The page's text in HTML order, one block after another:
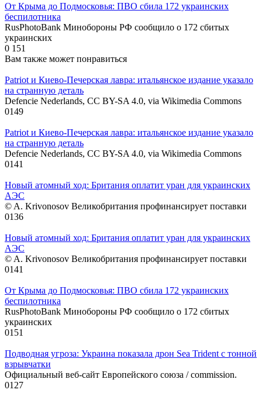
От Крыма до Подмосковья: ПВО сбила 172 украинских
беспилотника
RusPhotoBank Минобороны РФ сообщило о 172 сбитых
украинских
0 151
Вам также может понравиться
Patriot и Киево-Печерская лавра: итальянское издание указало
на странную деталь
Defencie Nederlands, CC BY-SA 4.0, via Wikimedia Commons
0149
Patriot и Киево-Печерская лавра: итальянское издание указало
на странную деталь
Defencie Nederlands, CC BY-SA 4.0, via Wikimedia Commons
0141
Новый атомный ход: Британия оплатит уран для украинских
АЭС
© A. Krivonosov Великобритания профинансирует поставки
0136
Новый атомный ход: Британия оплатит уран для украинских
АЭС
© A. Krivonosov Великобритания профинансирует поставки
0141
От Крыма до Подмосковья: ПВО сбила 172 украинских
беспилотника
RusPhotoBank Минобороны РФ сообщило о 172 сбитых
украинских
0151
Подводная угроза: Украина показала дрон Sea Trident с тонной
взрывчатки
Официальный веб-сайт Европейского союза / commission.
0127